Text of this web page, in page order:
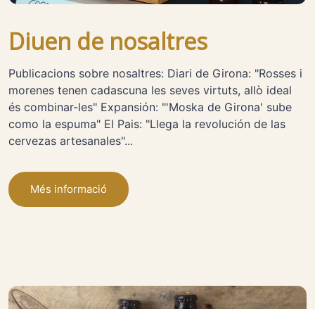
Diuen de nosaltres
Publicacions sobre nosaltres: Diari de Girona: "Rosses i
morenes tenen cadascuna les seves virtuts, allò ideal
és combinar-les" Expansión: "'Moska de Girona' sube
como la espuma" El Pais: "Llega la revolución de las
cervezas artesanales"...
Més informació